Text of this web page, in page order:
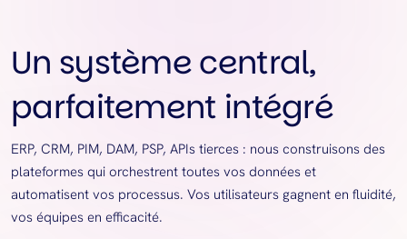
Un système central,
parfaitement intégré
ERP, CRM, PIM, DAM, PSP, APIs tierces : nous construisons des
plateformes qui orchestrent toutes vos données et
automatisent vos processus. Vos utilisateurs gagnent en fluidité,
vos équipes en efficacité.